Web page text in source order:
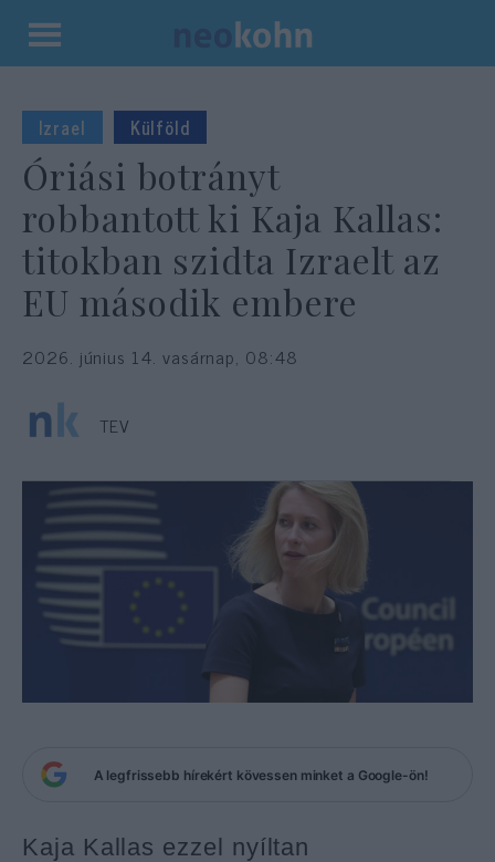
Kilépés
tartalomba
Izrael Külföld
Óriási botrányt
robbantott ki Kaja Kallas:
titokban szidta Izraelt az
EU második embere
2026. június 14. vasárnap, 08:48
TEV
A legfrissebb hírekért kövessen minket a Google-ön!
Kaja Kallas ezzel nyíltan